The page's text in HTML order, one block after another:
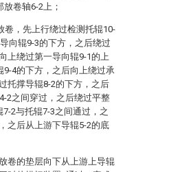
卷轴6-2上；
卷，先上行绕过检测托辊10-
向辊9-3的下方，之后绕过
上绕过第一导向辊9-1的上
4的下方，之后向上绕过承
托撑导辊8-2的下方，之后
2之间穿过，之后绕过平整
2与托辊7-3之间通过，之
之后从上游下导辊5-2的底
卷的垫层向下从上游上导辊